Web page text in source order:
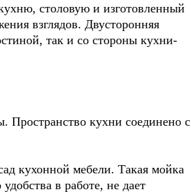
столовую и изготовленный
взглядов. Двусторонняя
так и со стороны кухни-
Пространство кухни соединено с
кухонной мебели. Такая мойка
в работе, не дает